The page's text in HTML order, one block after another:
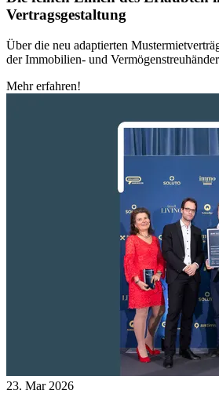
Vertragsgestaltung
Über die neu adaptierten
der Immobilien- und
Mehr erfahren!
23. Mar 2026